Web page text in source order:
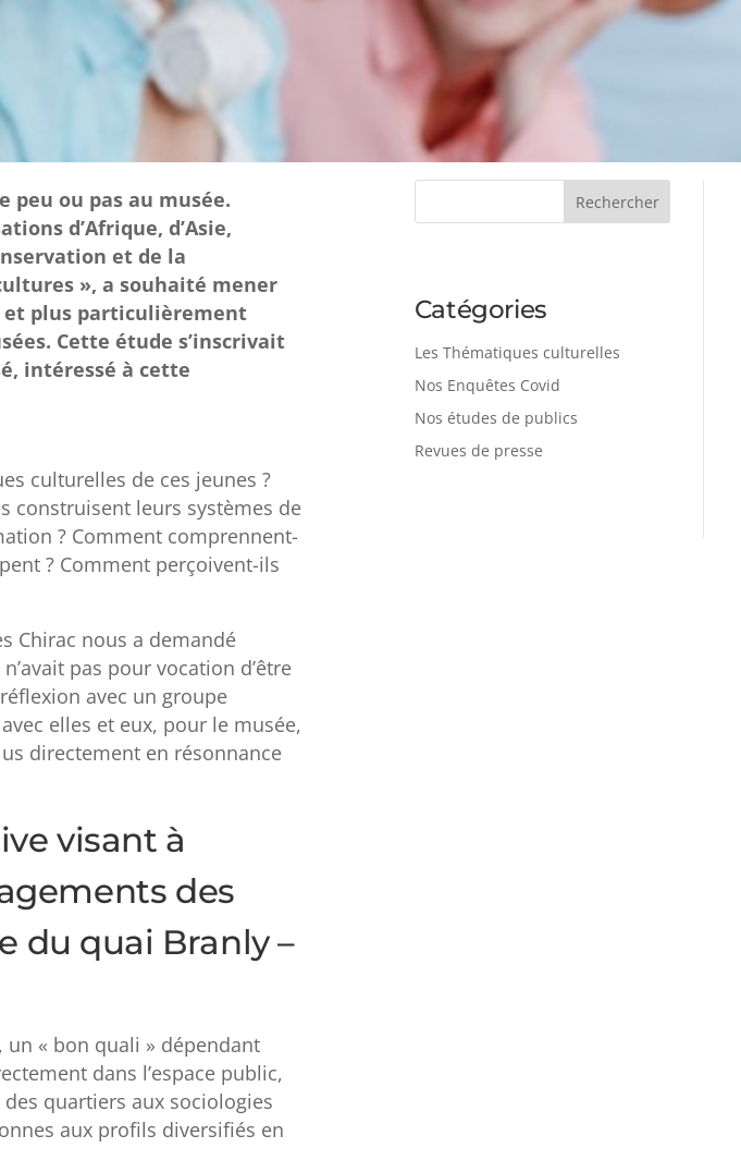
peu ou pas au musée.
d’Afrique, d’Asie,
et de la
», a souhaité mener
et plus particulièrement
Cette étude s’inscrivait
intéressé à cette
culturelles de ces jeunes ?
construisent leurs systèmes de
? Comment comprennent-
? Comment perçoivent-ils
Chirac nous a demandé
pas pour vocation d’être
avec un groupe
elles et eux, pour le musée,
directement en résonnance
visant à
des
du quai Branly –
« bon quali » dépendant
dans l’espace public,
quartiers aux sociologies
aux profils diversifiés en
Catégories
Les Thématiques culturelles
Nos Enquêtes Covid
Nos études de publics
Revues de presse